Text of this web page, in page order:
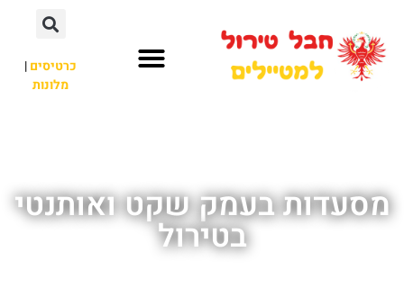
כרטיסים|
מלונות
מסעדות בעמק שקט ואותנטי
בטירול